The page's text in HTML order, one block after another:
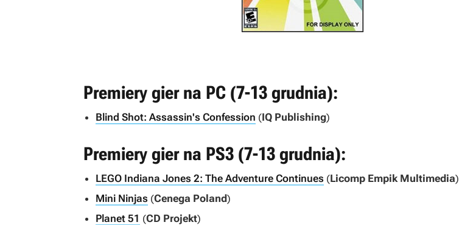
Premiery gier na PC (7-13 grudnia):
Blind Shot: Assassin's Confession (IQ Publishing)
Premiery gier na PS3 (7-13 grudnia):
LEGO Indiana Jones 2: The Adventure Continues (Licomp Empik Multimedia)
Mini Ninjas (Cenega Poland)
Planet 51 (CD Projekt)